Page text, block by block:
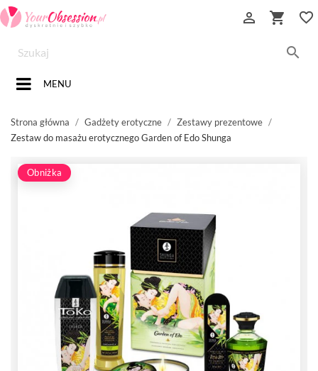
favorite_border



MENU
Strona główna Gadżety erotyczne
Zestawy prezentowe
Zestaw do masażu erotycznego Garden of Edo Shunga
Obniżka